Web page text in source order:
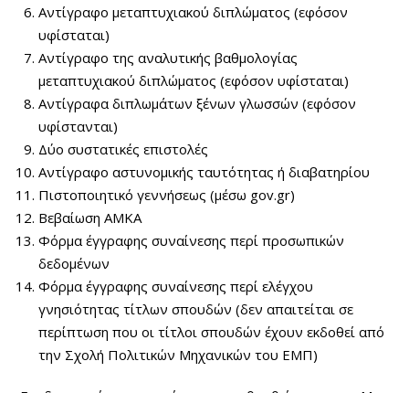
Αντίγραφο μεταπτυχιακού διπλώματος (εφόσον
υφίσταται)
Αντίγραφο της αναλυτικής βαθμολογίας
μεταπτυχιακού διπλώματος (εφόσον υφίσταται)
Αντίγραφα διπλωμάτων ξένων γλωσσών (εφόσον
υφίστανται)
Δύο συστατικές επιστολές
Αντίγραφο αστυνομικής ταυτότητας ή διαβατηρίου
Πιστοποιητικό γεννήσεως (μέσω gov.gr)
Βεβαίωση ΑΜΚΑ
Φόρμα έγγραφης συναίνεσης περί προσωπικών
δεδομένων
Φόρμα έγγραφης συναίνεσης περί ελέγχου
γνησιότητας τίτλων σπουδών (δεν απαιτείται σε
περίπτωση που οι τίτλοι σπουδών έχουν εκδοθεί από
την Σχολή Πολιτικών Μηχανικών του ΕΜΠ)